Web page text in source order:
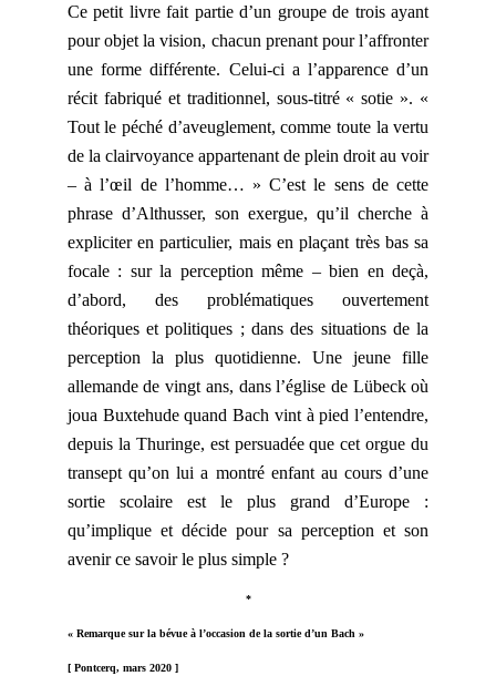
Ce petit livre fait partie d’un groupe de trois ayant
pour objet la vision, chacun prenant pour l’affronter
une forme différente. Celui-ci a l’apparence d’un
récit fabriqué et traditionnel, sous-titré « sotie ». «
Tout le péché d’aveuglement, comme toute la vertu
de la clairvoyance appartenant de plein droit au voir
– à l’œil de l’homme… » C’est le sens de cette
phrase d’Althusser, son exergue, qu’il cherche à
expliciter en particulier, mais en plaçant très bas sa
focale : sur la perception même – bien en deçà,
d’abord, des problématiques ouvertement
théoriques et politiques ; dans des situations de la
perception la plus quotidienne. Une jeune fille
allemande de vingt ans, dans l’église de Lübeck où
joua Buxtehude quand Bach vint à pied l’entendre,
depuis la Thuringe, est persuadée que cet orgue du
transept qu’on lui a montré enfant au cours d’une
sortie scolaire est le plus grand d’Europe :
qu’implique et décide pour sa perception et son
avenir ce savoir le plus simple ?
*
« Remarque sur la bévue à l’occasion de la sortie d’un Bach »
[ Pontcerq, mars 2020 ]